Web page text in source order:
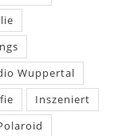
Wuppertal
Inszeniert